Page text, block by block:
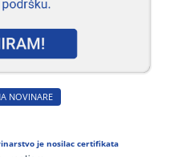
NOVINARE
je nosilac certifikata